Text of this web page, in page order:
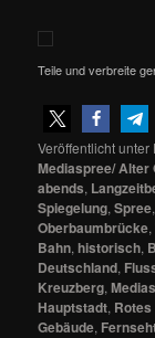
Teile und verbreite
Veröffentlicht unter
Mediaspree/ Alter
abends,
Spiegelung,Spree
Oberbaumbrücke,
Bahn,historisch,
Deutschland,
Kreuzberg,
Hauptstadt,
Gebäude,